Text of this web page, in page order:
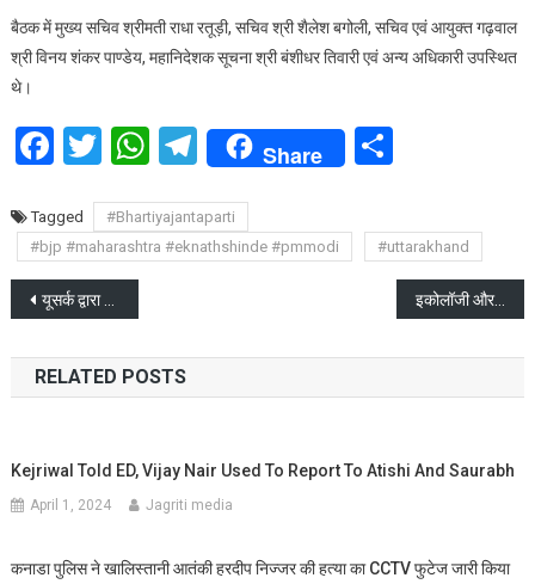
बैठक में मुख्य सचिव श्रीमती राधा रतूड़ी, सचिव श्री शैलेश बगोली, सचिव एवं आयुक्त गढ़वाल
श्री विनय शंकर पाण्डेय, महानिदेशक सूचना श्री बंशीधर तिवारी एवं अन्य अधिकारी उपस्थित
थे।
Facebook
Twitter
WhatsApp
Telegram
Share Share
Tagged
#Bhartiyajantaparti
#bjp #maharashtra #eknathshinde #pmmodi
#uttarakhand
Post
navigation
यूसर्क द्वारा पी.एम. श्री रा0इ0का0, होरावाला में वैज्ञानिक कार्यक्रम का आयोजन इकोलॉजी और इकॉनमी से सर्वांगीण विकास की परिकल्पना सम्भव: डॉ०अनिल जोशी
RELATED POSTS
Kejriwal Told ED, Vijay Nair Used To Report To Atishi And Saurabh
April 1, 2024 Jagriti media
कनाडा पुलिस ने खालिस्तानी आतंकी हरदीप निज्जर की हत्या का CCTV फुटेज जारी किया